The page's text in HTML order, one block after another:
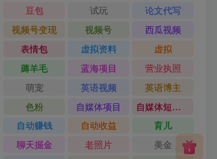
豆包
试玩
论文代写
视频号变现
视频号
西瓜视频
表情包
虚拟资料
虚拟
薅羊毛
蓝海项目
营业执照
萌宠
英语视频
英语博主
色粉
自媒体项目
自媒体短视频
自动赚钱
自动收益
育儿
聊天掘金
老照片
美金